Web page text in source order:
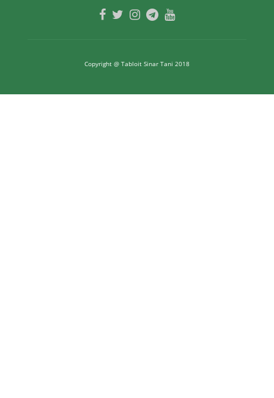
Copyright @ Tabloit Sinar Tani 2018